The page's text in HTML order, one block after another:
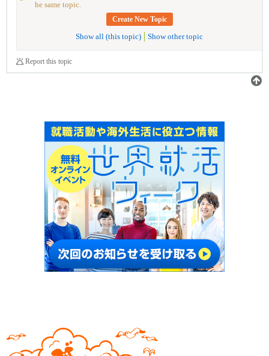
he same topic.
Create New Topic
Show all (this topic) Show other topic
Report this topic